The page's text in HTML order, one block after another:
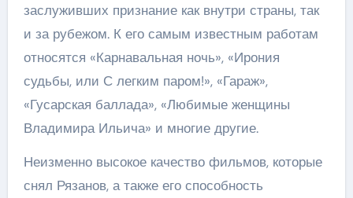
заслуживших признание как внутри страны, так
и за рубежом. К его самым известным работам
относятся «Карнавальная ночь», «Ирония
судьбы, или С легким паром!», «Гараж»,
«Гусарская баллада», «Любимые женщины
Владимира Ильича» и многие другие.
Неизменно высокое качество фильмов, которые
снял Рязанов, а также его способность